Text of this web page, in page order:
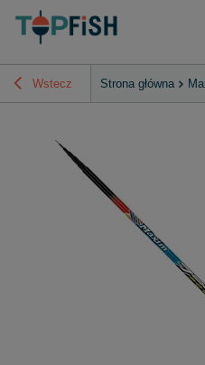
Wstecz Strona główna